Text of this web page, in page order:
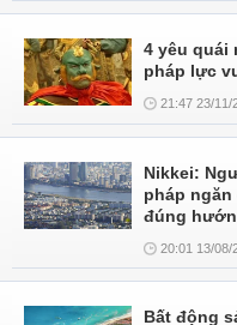
4 yêu quái
pháp lực
21:47 23/11/
Nikkei:
pháp
đúng
20:01 13/08/
Bất động